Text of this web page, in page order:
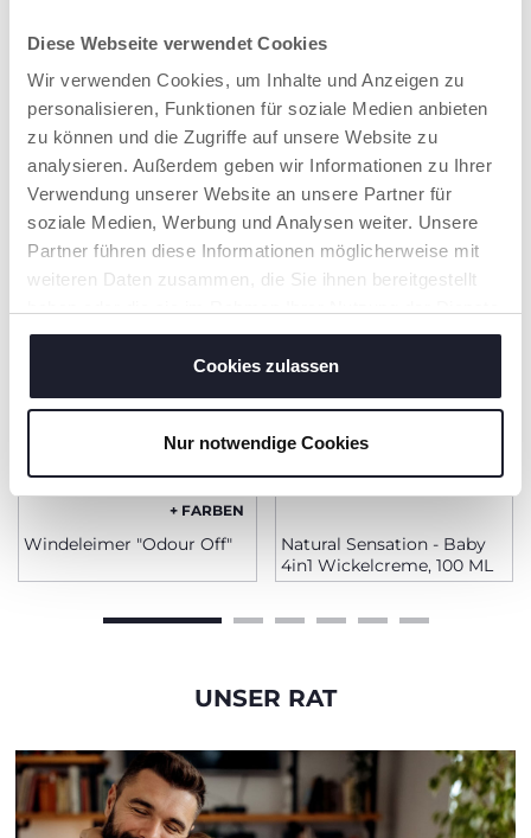
Diese Webseite verwendet Cookies
Wir verwenden Cookies, um Inhalte und Anzeigen zu
personalisieren, Funktionen für soziale Medien anbieten
zu können und die Zugriffe auf unsere Website zu
analysieren. Außerdem geben wir Informationen zu Ihrer
Verwendung unserer Website an unsere Partner für
soziale Medien, Werbung und Analysen weiter. Unsere
Partner führen diese Informationen möglicherweise mit
weiteren Daten zusammen, die Sie ihnen bereitgestellt
gesammelt haben.
Cookies zulassen
Nur notwendige Cookies
Produktes.
PRODUKTE, DIE SIE INTERESSIEREN
KÖNNTEN
+ FARBEN
Windeleimer "Odour Off"
Natural Sensation - Baby
4in1 Wickelcreme, 100 ML
UNSER RAT